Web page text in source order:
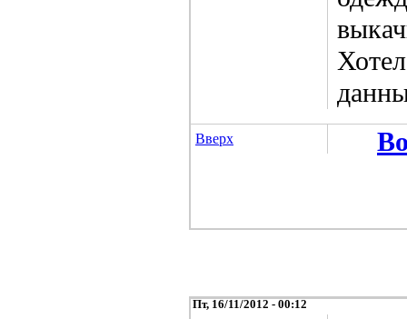
Вверх
Пт, 16/11/2012 - 00:12